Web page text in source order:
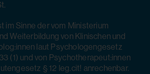
im Sinne der vom Ministerium
Weiterbildung von Klinischen und
laut Psychologengesetz
(1) und von Psychotherapeut:innen
§ 12 leg.cit! anrechenbar.